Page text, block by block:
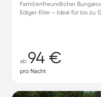
Familienfreundlicher
Ediger-Eller – Ideal für bis zu
ab 94 €
pro Nacht